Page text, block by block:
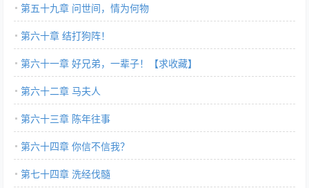
第五十九章 问世间，情为何物
第六十章 结打狗阵！
第六十一章 好兄弟，一辈子！【求收藏】
第六十二章 马夫人
第六十三章 陈年往事
第六十四章 你信不信我？
第七十四章 洗经伐髓